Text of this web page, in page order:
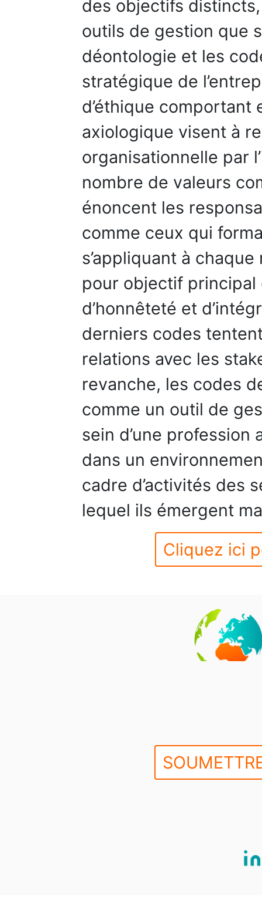
des objectifs
outils de gestion que
déontologie et les
stratégique de
d’éthique
axiologique visent à
organisationnelle par
nombre de valeurs
énoncent les
comme ceux qui
s’appliquant à
pour objectif
d’honnêteté et
derniers codes
relations avec les
revanche, les codes
comme un outil de
sein d’une profession
dans un
cadre d’activités des
lequel ils émergent
Cliquez ici